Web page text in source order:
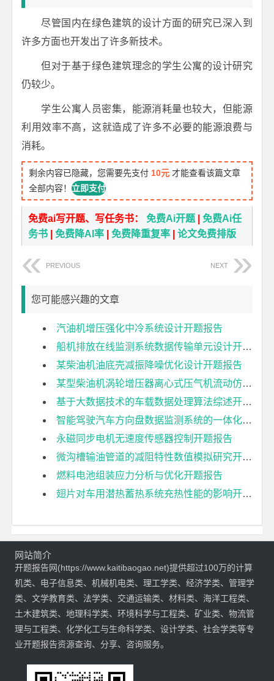
尽管国内在绿色建筑的设计方面的研究已深入到
许多方面也开发出了许多新技术。
但对于基于绿色建筑理念的学生公寓的设计研究
仍较少。
学生公寓人员密集，能源消耗量也较大，但能源
利用效率不高，这就造成了许多不必要的能源浪费与
消耗。
剩余内容已隐藏，您需要先支付 10元 才能查看该篇文章
全部内容！立即支付
免费ai写开题、写任务书：免费Ai开题 |免费Ai任
务书 |免费降AI率 |免费降重复率 |论文免费排版
PREVIOUS NEXT
您可能感兴趣的文章
汽油机增压强化中冷系统设计开题报告
船机排放在线监测系统数据传输单元设计开题报告
某柴油机油底壳减振降噪优化设计开题报告
某型柴油机涡轮增压器离心式压气机流动仿真分析开题报告
基于大数据技术的车载数据处理算法综述开题报告
智能驾驶汽车方向盘数据监测系统的一体化设计开题报告
永磁同步电机无速度传感器控制开题报告
微沟槽输油管道的减阻特性数值模拟研究开题报告
燃料电池组装应力分析与优化开题报告
翅片对车用潜热蓄热系统充热性能的影响开题报告
网站简介
开题报告网(https://www.kaitibaogao.net)提供超过100万的计算
机类、电子信息类、机械机电类、理工学类、经济学类、管理学
类、文学教育类、法学类、交通运输类、材料类、海洋工程类、
土木建筑类、地理科学类、环境科学与工程类、矿业类、物流管
理与工程类、化学化工与生命科学类、设计学类、社会学类等专
业开题报告资源查询、分享、咨询服务。